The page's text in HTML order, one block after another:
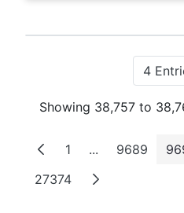
4
Showing 38,757 to
Page
1 ...Intermediate
Page
9689
Page
27374